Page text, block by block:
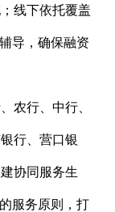
线下依托覆盖
导，确保融资
农行、中行、
行、营口银
协同服务生
服务原则，打